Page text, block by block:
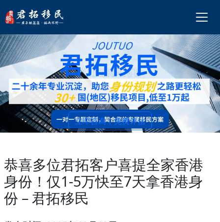
立即咨询，免费评估
恭喜多位君拓客户喜提全家香港
身份！仅1-5万快至7天拿香港身
份 – 君拓移民